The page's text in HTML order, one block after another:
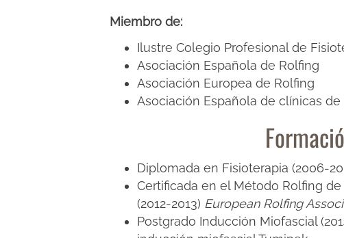
Miembro de:
Ilustre Colegio Profesional de
Asociación Española de Rolfing
Asociación Europea de Rolfing
Asociación Española de clínicas de
Diplomada en Fisioterapia (2006-
Certificada en el Método Rolfing
(2012-2013) European Rolfing
Postgrado Inducción Miofascial